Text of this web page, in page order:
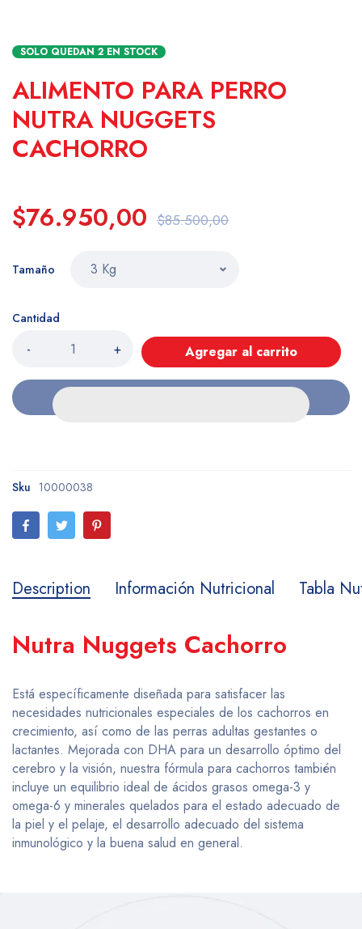
SOLO QUEDAN 2 EN STOCK
ALIMENTO PARA PERRO
NUTRA NUGGETS
CACHORRO
$76.950,00 $85.500,00
Tamaño
Cantidad
- + Agregar al carrito
Sku 10000038
Description Información Nutricional Tabla
Nutra Nuggets Cachorro
Está específicamente diseñada para satisfacer las
necesidades nutricionales especiales de los cachorros en
crecimiento, así como de las perras adultas gestantes o
lactantes. Mejorada con DHA para un desarrollo óptimo del
cerebro y la visión, nuestra fórmula para cachorros también
incluye un equilibrio ideal de ácidos grasos omega-3 y
omega-6 y minerales quelados para el estado adecuado de
la piel y el pelaje, el desarrollo adecuado del sistema
inmunológico y la buena salud en general.